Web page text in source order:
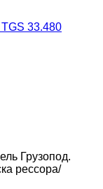
33.480
Грузопод.
рессора/